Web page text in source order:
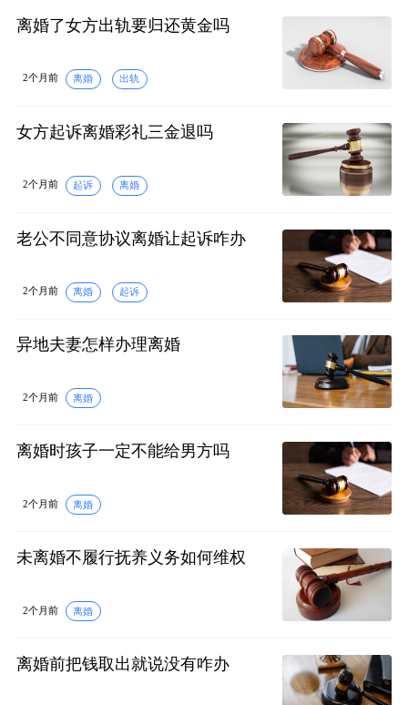
离婚了女方出轨要归还黄金吗
2个月前 离婚 出轨
女方起诉离婚彩礼三金退吗
2个月前 起诉 离婚
老公不同意协议离婚让起诉咋办
2个月前 离婚 起诉
异地夫妻怎样办理离婚
2个月前 离婚
离婚时孩子一定不能给男方吗
2个月前 离婚
未离婚不履行抚养义务如何维权
2个月前 离婚
离婚前把钱取出就说没有咋办